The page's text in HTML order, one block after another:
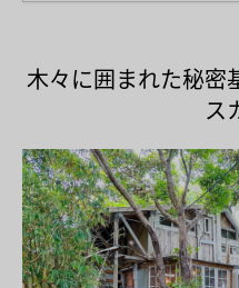
木々に囲まれた秘密
ス